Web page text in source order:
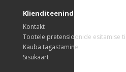
Klienditeenindus
Kontakt
Tootele pretensioonide esitamise
Kauba tagastamine
Sisukaart